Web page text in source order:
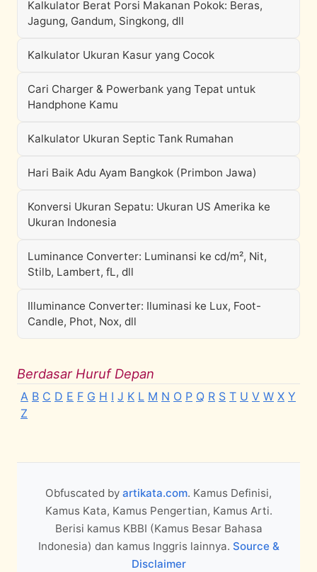
Kalkulator Berat Porsi Makanan Pokok: Beras,
Jagung, Gandum, Singkong, dll
Kalkulator Ukuran Kasur yang Cocok
Cari Charger & Powerbank yang Tepat untuk
Handphone Kamu
Kalkulator Ukuran Septic Tank Rumahan
Hari Baik Adu Ayam Bangkok (Primbon Jawa)
Konversi Ukuran Sepatu: Ukuran US Amerika ke
Ukuran Indonesia
Luminance Converter: Luminansi ke cd/m², Nit,
Stilb, Lambert, fL, dll
Illuminance Converter: Iluminasi ke Lux, Foot-
Candle, Phot, Nox, dll
Berdasar Huruf Depan
A B C D E F G H I J K L M N O P Q R S T U V W X Y
Z
Obfuscated by artikata.com. Kamus Definisi,
Kamus Kata, Kamus Pengertian, Kamus Arti.
Berisi kamus KBBI (Kamus Besar Bahasa
Indonesia) dan kamus Inggris lainnya. Source &
Disclaimer